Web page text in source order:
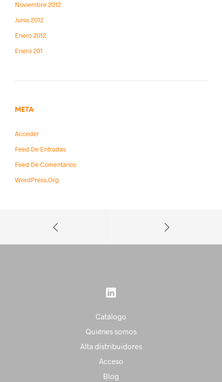
Noviembre 2012
Junio 2012
Enero 2012
Enero 201
META
Acceder
Feed De Entradas
Feed De Comentarios
WordPress.org
Catálogo
Quiénes somos
Alta distribuidores
Acceso
Blog